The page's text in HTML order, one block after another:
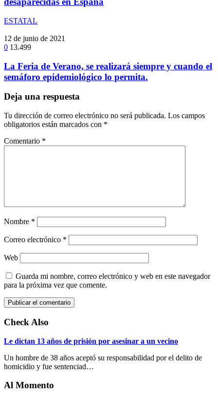
ESTATAL
12 de junio de 2021
0 13.499
La Feria de Verano, se realizará siempre y cuando el
semáforo epidemiológico lo permita.
Deja una respuesta
Tu dirección de correo electrónico no será publicada. Los campos
obligatorios están marcados con *
Comentario *
Nombre *
Correo electrónico *
Web
Guarda mi nombre, correo electrónico y web en este navegador
para la próxima vez que comente.
Check Also
Le dictan 13 años de prisión por asesinar a un vecino
Un hombre de 38 años aceptó su responsabilidad por el delito de
homicidio y fue sentenciad…
Al Momento